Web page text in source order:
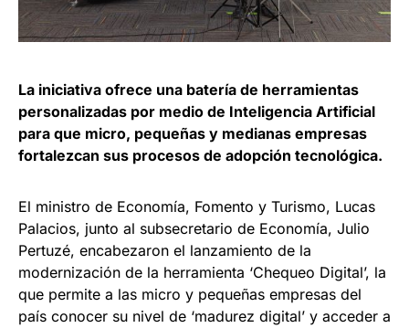
La iniciativa ofrece una batería de herramientas
personalizadas por medio de Inteligencia Artificial
para que micro, pequeñas y medianas empresas
fortalezcan sus procesos de adopción tecnológica.
El ministro de Economía, Fomento y Turismo, Lucas
Palacios, junto al subsecretario de Economía, Julio
Pertuzé, encabezaron el lanzamiento de la
modernización de la herramienta ‘Chequeo Digital’, la
que permite a las micro y pequeñas empresas del
país conocer su nivel de ‘madurez digital’ y acceder a